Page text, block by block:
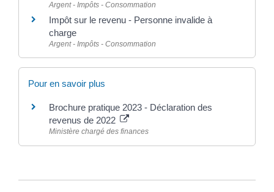
Argent - Impôts - Consommation
Impôt sur le revenu - Personne invalide à
charge
Argent - Impôts - Consommation
Pour en savoir plus
Brochure pratique 2023 - Déclaration des
revenus de 2022
Ministère chargé des finances